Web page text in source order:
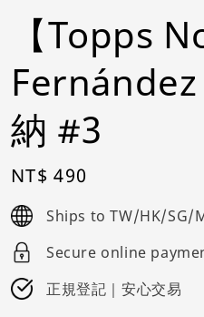
【Topps
納 #3
Regular
price
NT$ 490
Ships to TW/HK/SG/
Secure online
正規登記｜安心交易